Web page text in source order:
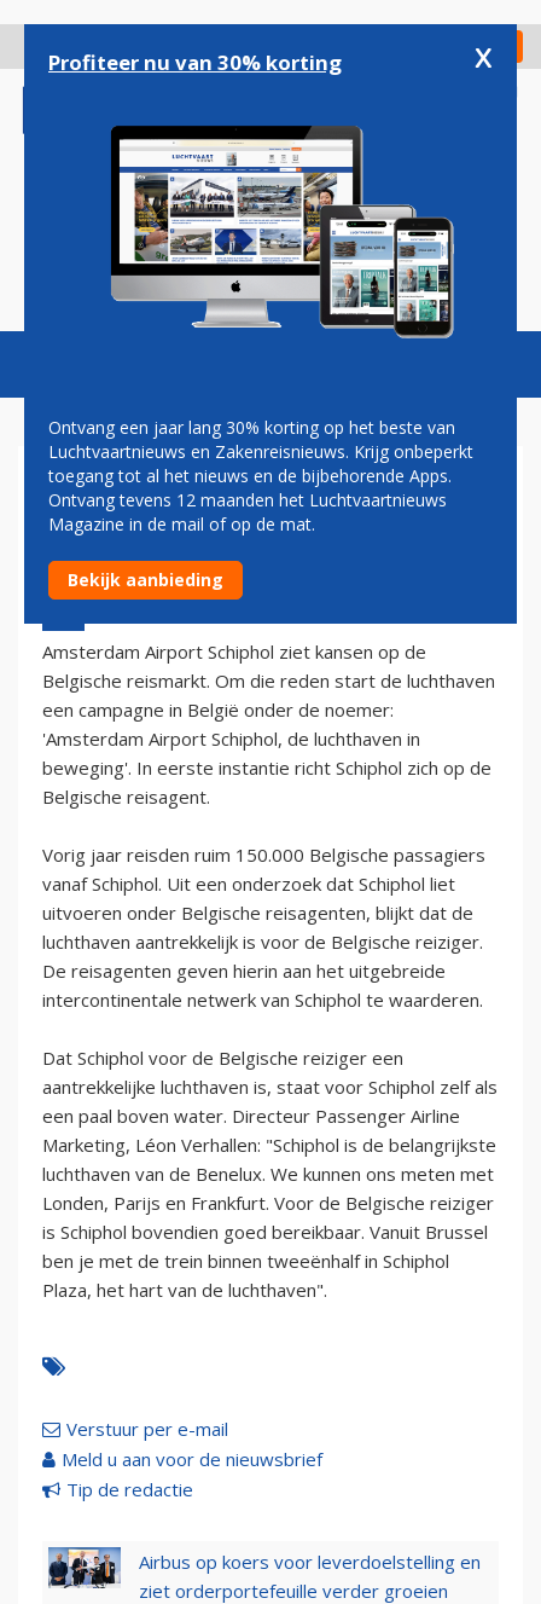
gaan
Check in
Magazine Podcasts Vacatures
SCHIPHOL RICHT ZICH OP
BELGISCHE MARKT
24 oktober 2002 - 2:00
Amsterdam Airport Schiphol ziet kansen op de
Belgische reismarkt. Om die reden start de luchthaven
een campagne in België onder de noemer:
'Amsterdam Airport Schiphol, de luchthaven in
beweging'. In eerste instantie richt Schiphol zich op de
Belgische reisagent.
Vorig jaar reisden ruim 150.000 Belgische passagiers
vanaf Schiphol. Uit een onderzoek dat Schiphol liet
uitvoeren onder Belgische reisagenten, blijkt dat de
luchthaven aantrekkelijk is voor de Belgische reiziger.
De reisagenten geven hierin aan het uitgebreide
intercontinentale netwerk van Schiphol te waarderen.
Dat Schiphol voor de Belgische reiziger een
aantrekkelijke luchthaven is, staat voor Schiphol zelf als
een paal boven water. Directeur Passenger Airline
Marketing, Léon Verhallen: "Schiphol is de belangrijkste
luchthaven van de Benelux. We kunnen ons meten met
Londen, Parijs en Frankfurt. Voor de Belgische reiziger
is Schiphol bovendien goed bereikbaar. Vanuit Brussel
ben je met de trein binnen tweeënhalf in Schiphol
Plaza, het hart van de luchthaven".
Verstuur per e-mail
Meld u aan voor de nieuwsbrief
Tip de redactie
Airbus op koers voor leverdoelstelling en
ziet orderportefeuille verder groeien
Profiteer nu van 30% korting x
Ontvang een jaar lang 30% korting op het beste van
Luchtvaartnieuws en Zakenreisnieuws. Krijg onbeperkt
toegang tot al het nieuws en de bijbehorende Apps.
Ontvang tevens 12 maanden het Luchtvaartnieuws
Magazine in de mail of op de mat.
Bekijk aanbieding